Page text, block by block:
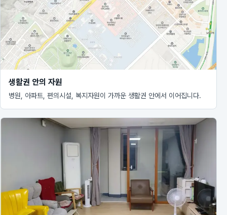
생활권 안의 자원
병원, 아파트, 편의시설, 복지자원이 가까운 생활권 안에서 이어집니다.